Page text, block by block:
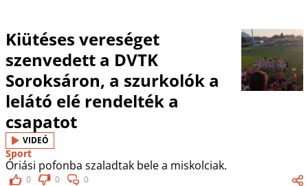
Kiütéses vereséget
szenvedett a DVTK
Soroksáron, a szurkolók a
lelátó elé rendelték a
csapatot
VIDEÓ
Sport
Óriási pofonba szaladtak bele a miskolciak.
0 0 0